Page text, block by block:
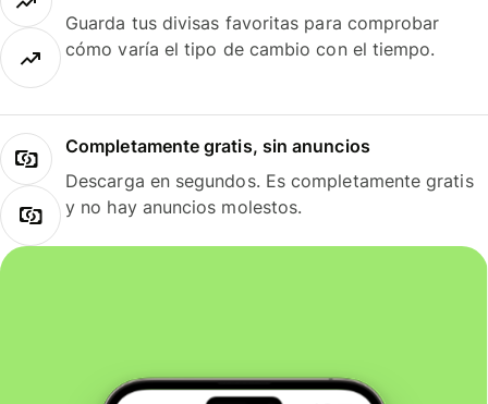
Guarda tus divisas favoritas para comprobar
cómo varía el tipo de cambio con el tiempo.
Completamente gratis, sin anuncios
Descarga en segundos. Es completamente gratis
y no hay anuncios molestos.